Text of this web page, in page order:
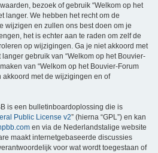
bezoek of gebruik “Welkom op het
langer. We hebben het recht om de
wijzigen en zullen ons best doen om je
het is echter aan te raden om zelf de
op wijzigingen. Ga je niet akkoord met
gebruik van “Welkom op het Bouvier-
van “Welkom op het Bouvier-Forum
akkoord met de wijzigingen en of
is een bulletinboardoplossing die is
Public License v2” (hierna “GPL”) en kan
en via de Nederlandstalige website
maakt internetgebaseerde discussies
voor wat wordt toegestaan of